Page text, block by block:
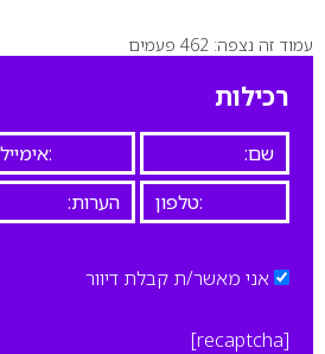
0
עמוד זה נצפה: 462 פעמים
רכילות
אני מאשר/ת קבלת דיוור
[recaptcha]